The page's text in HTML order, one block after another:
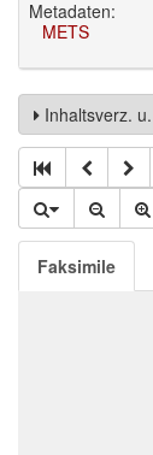
Metadaten:
METS
Inhaltsverz.
Faksimile